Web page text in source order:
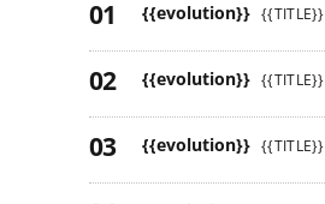
{{evolution}} {{TITLE}}
{{evolution}} {{TITLE}}
{{evolution}} {{TITLE}}